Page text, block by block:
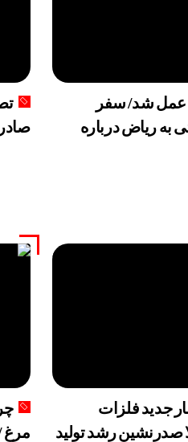
به
قیمت طلا
گوگل
مصوبه
آیا
عمل شد/ سفر
به ریاض درباره
جدید فلزات
صدرنشین رشد تولید
مرغ